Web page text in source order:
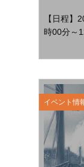
【日程】
時00分～
イベント情